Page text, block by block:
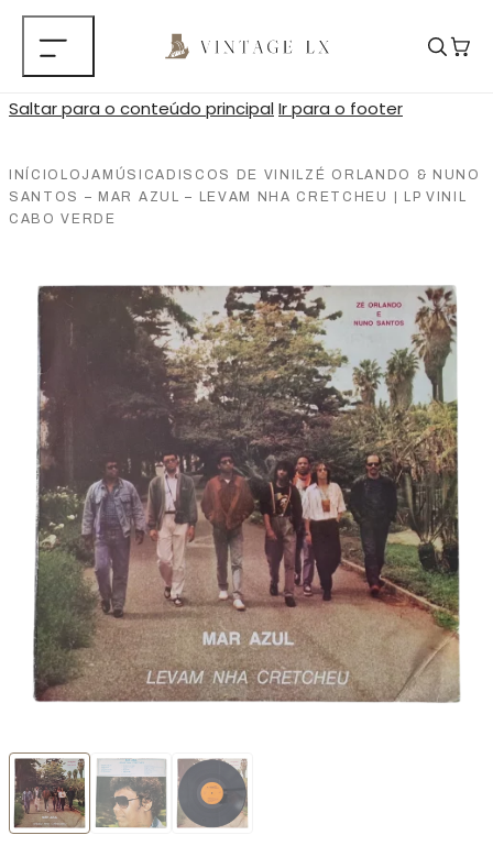
Saltar para o conteúdo principalIr para o footer
INÍCIO LOJA MÚSICA DISCOS DE VINIL ZÉ ORLANDO & NUNO
SANTOS – MAR AZUL – LEVAM NHA CRETCHEU | LP VINIL
CABO VERDE